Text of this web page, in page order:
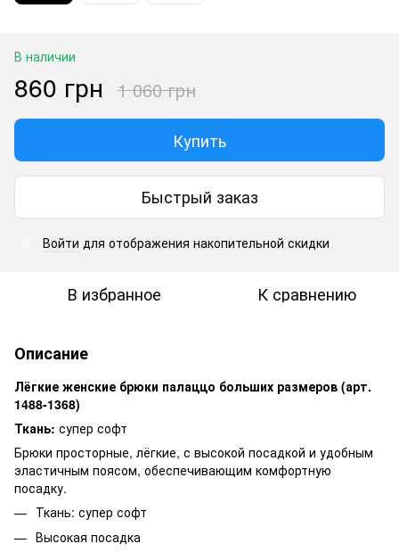
В наличии
860 грн 1 060 грн
Купить
Быстрый заказ
Войти для отображения накопительной скидки
В избранное К сравнению
Описание
Лёгкие женские брюки палаццо больших размеров (арт.
1488-1368)
Ткань: супер софт
Брюки просторные, лёгкие, с высокой посадкой и удобным
эластичным поясом, обеспечивающим комфортную
посадку.
Ткань: супер софт
Высокая посадка